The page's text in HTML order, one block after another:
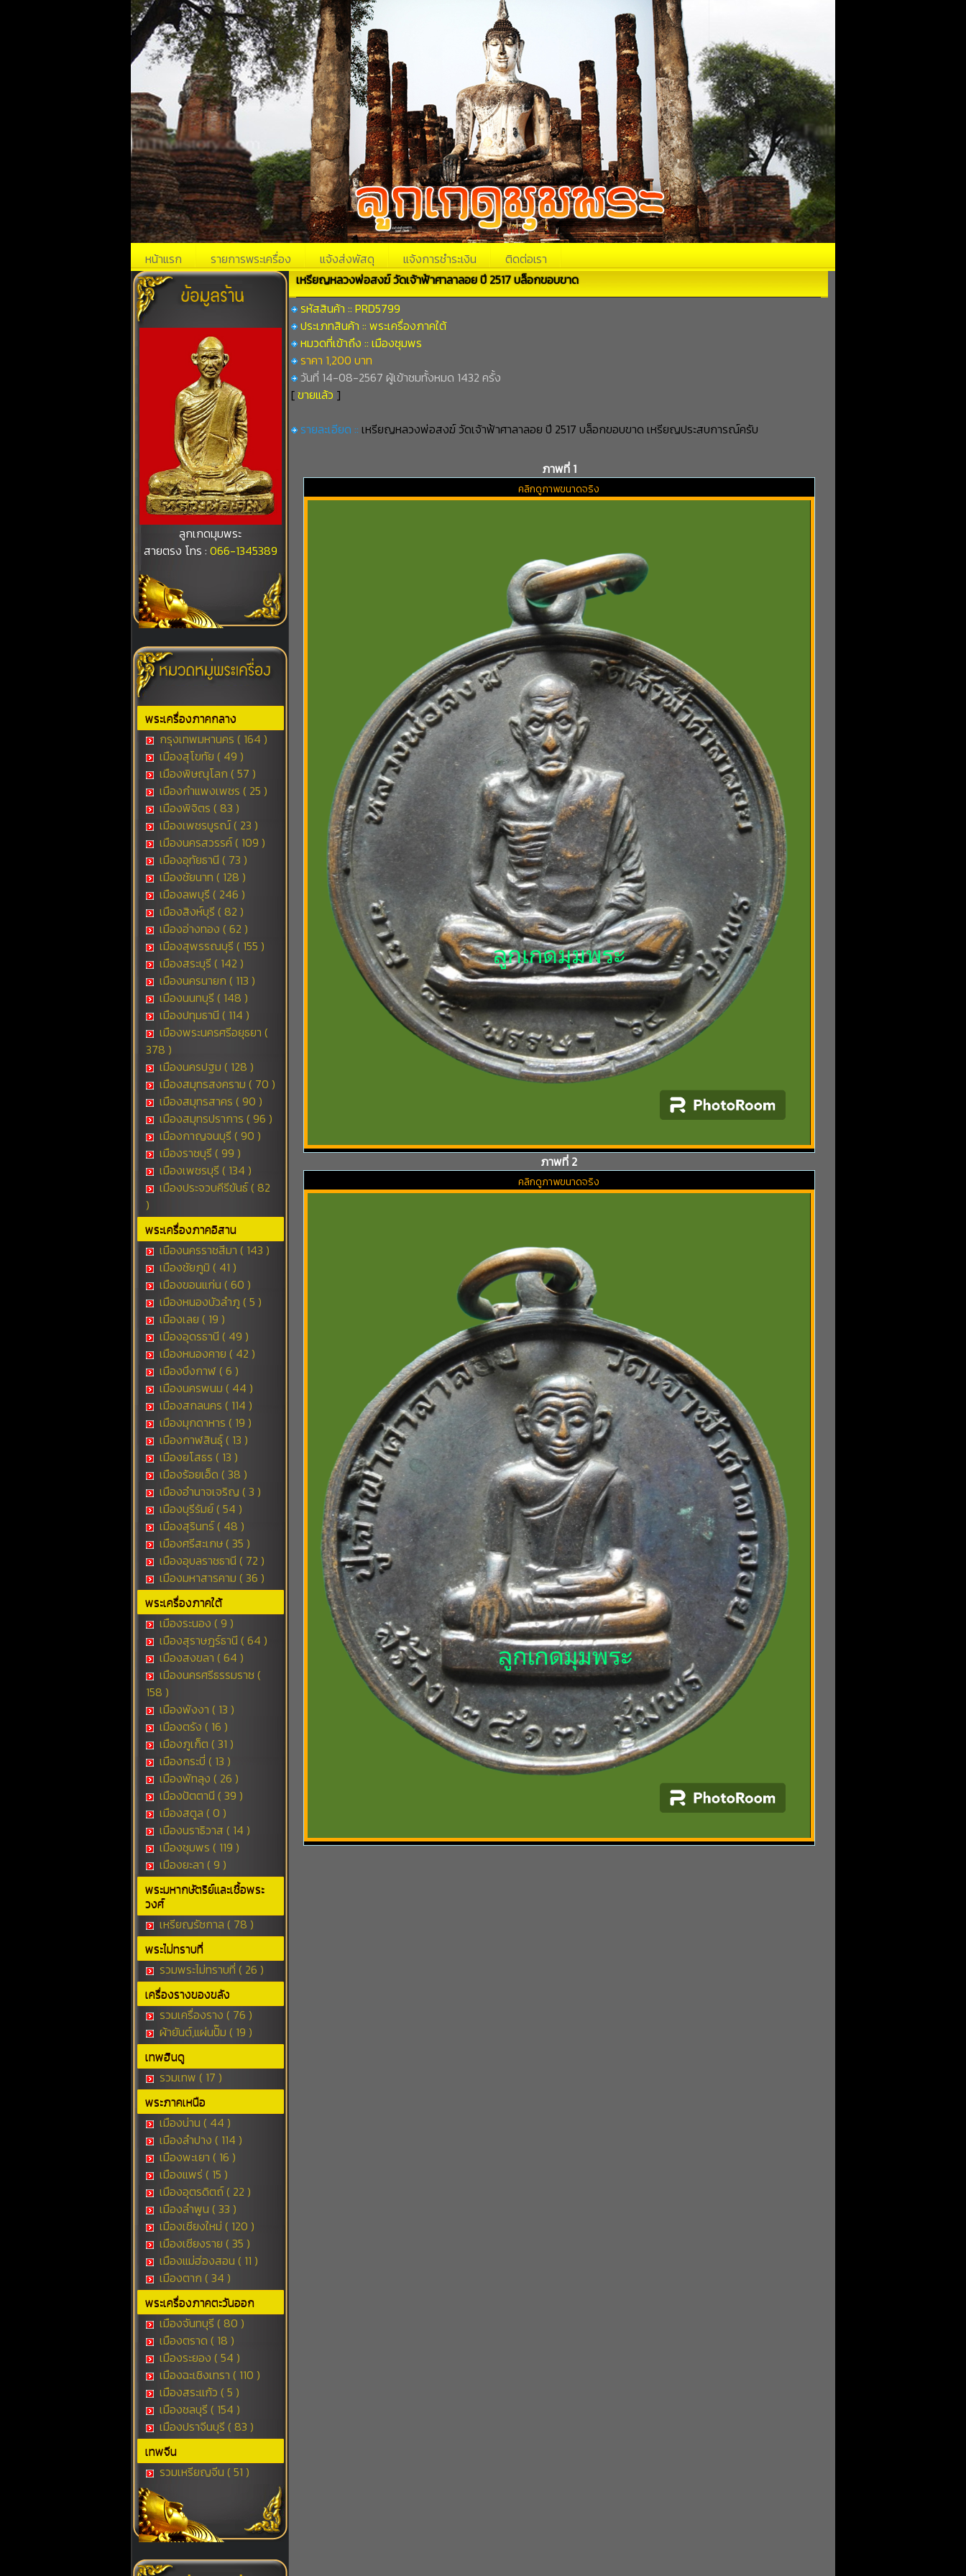
หน้าแรก รายการพระเครื่อง แจ้งส่งพัสดุ แจ้งการชำระเงิน ติดต่อเรา
ลูกเกดมุมพระ
สายตรง โทร : 066-1345389
พระเครื่องภาคกลาง
กรุงเทพมหานคร ( 164 )
เมืองสุโขทัย ( 49 )
เมืองพิษณุโลก ( 57 )
เมืองกำแพงเพชร ( 25 )
เมืองพิจิตร ( 83 )
เมืองเพชรบูรณ์ ( 23 )
เมืองนครสวรรค์ ( 109 )
เมืองอุทัยธานี ( 73 )
เมืองชัยนาท ( 128 )
เมืองลพบุรี ( 246 )
เมืองสิงห์บุรี ( 82 )
เมืองอ่างทอง ( 62 )
เมืองสุพรรณบุรี ( 155 )
เมืองสระบุรี ( 142 )
เมืองนครนายก ( 113 )
เมืองนนทบุรี ( 148 )
เมืองปทุมธานี ( 114 )
เมืองพระนครศรีอยุธยา (
378 )
เมืองนครปฐม ( 128 )
เมืองสมุทรสงคราม ( 70 )
เมืองสมุทรสาคร ( 90 )
เมืองสมุทรปราการ ( 96 )
เมืองกาญจนบุรี ( 90 )
เมืองราชบุรี ( 99 )
เมืองเพชรบุรี ( 134 )
เมืองประจวบคีรีขันธ์ ( 82
)
พระเครื่องภาคอิสาน
เมืองนครราชสีมา ( 143 )
เมืองชัยภูมิ ( 41 )
เมืองขอนแก่น ( 60 )
เมืองหนองบัวลำภู ( 5 )
เมืองเลย ( 19 )
เมืองอุดรธานี ( 49 )
เมืองหนองคาย ( 42 )
เมืองบึงกาฬ ( 6 )
เมืองนครพนม ( 44 )
เมืองสกลนคร ( 114 )
เมืองมุกดาหาร ( 19 )
เมืองกาฬสินธุ์ ( 13 )
เมืองยโสธร ( 13 )
เมืองร้อยเอ็ด ( 38 )
เมืองอำนาจเจริญ ( 3 )
เมืองบุรีรัมย์ ( 54 )
เมืองสุรินทร์ ( 48 )
เมืองศรีสะเกษ ( 35 )
เมืองอุบลราชธานี ( 72 )
เมืองมหาสารคาม ( 36 )
พระเครื่องภาคใต้
เมืองระนอง ( 9 )
เมืองสุราษฎร์ธานี ( 64 )
เมืองสงขลา ( 64 )
เมืองนครศรีธรรมราช (
158 )
เมืองพังงา ( 13 )
เมืองตรัง ( 16 )
เมืองภูเก็ต ( 31 )
เมืองกระบี่ ( 13 )
เมืองพัทลุง ( 26 )
เมืองปัตตานี ( 39 )
เมืองสตูล ( 0 )
เมืองนราธิวาส ( 14 )
เมืองชุมพร ( 119 )
เมืองยะลา ( 9 )
พระมหากษัตริย์และเชื้อพระ
วงศ์
เหรียญรัชกาล ( 78 )
พระไม่ทราบที่
รวมพระไม่ทราบที่ ( 26 )
เครื่องรางของขลัง
รวมเครื่องราง ( 76 )
ผ้ายันต์,แผ่นปั๊ม ( 19 )
เทพฮินดู
รวมเทพ ( 17 )
พระภาคเหนือ
เมืองน่าน ( 44 )
เมืองลำปาง ( 114 )
เมืองพะเยา ( 16 )
เมืองแพร่ ( 15 )
เมืองอุตรดิตถ์ ( 22 )
เมืองลำพูน ( 33 )
เมืองเชียงใหม่ ( 120 )
เมืองเชียงราย ( 35 )
เมืองแม่ฮ่องสอน ( 11 )
เมืองตาก ( 34 )
พระเครื่องภาคตะวันออก
เมืองจันทบุรี ( 80 )
เมืองตราด ( 18 )
เมืองระยอง ( 54 )
เมืองฉะเชิงเทรา ( 110 )
เมืองสระแก้ว ( 5 )
เมืองชลบุรี ( 154 )
เมืองปราจีนบุรี ( 83 )
เทพจีน
รวมเหรียญจีน ( 51 )
เหรียญหลวงพ่อสงฆ์ วัดเจ้าฟ้าศาลาลอย ปี 2517 บล็อกขอบขาด
รหัสสินค้า :: PRD5799
ประเภทสินค้า :: พระเครื่องภาคใต้
หมวดที่เข้าถึง :: เมืองชุมพร
ราคา 1,200 บาท
วันที่ 14-08-2567 ผู้เข้าชมทั้งหมด 1432 ครั้ง
[ขายแล้ว ]
รายละเอียด :: เหรียญหลวงพ่อสงฆ์ วัดเจ้าฟ้าศาลาลอย ปี 2517 บล็อกขอบขาด เหรียญประสบการณ์ครับ
ภาพที่ 1
คลิกดูภาพขนาดจริง
ภาพที่ 2
คลิกดูภาพขนาดจริง